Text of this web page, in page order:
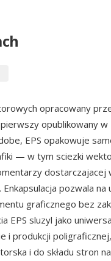
opracowany
opublikowany w
EPS opakowuje
— w tym sciezki
dostarczajacej
pozwala na
graficznego bez
EPS sluzyl jako
i produkcji
i do składu stron